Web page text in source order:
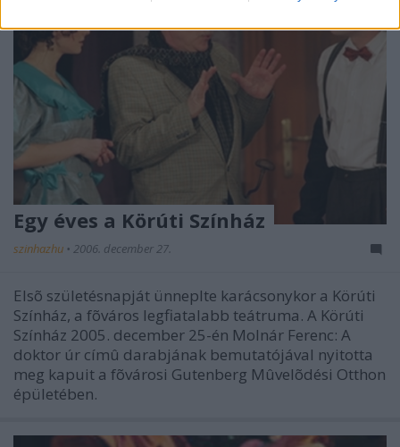
Egy éves a Körúti Színház
szinhazhu • 2006. december 27.
Elsõ születésnapját ünneplte karácsonykor a Körúti
Színház, a fõváros legfiatalabb teátruma. A Körúti
Színház 2005. december 25-én Molnár Ferenc: A
doktor úr címû darabjának bemutatójával nyitotta
meg kapuit a fõvárosi Gutenberg Mûvelõdési Otthon
épületében.